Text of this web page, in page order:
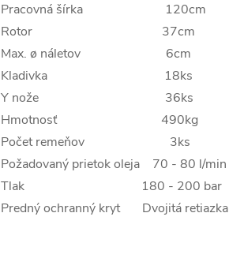
Pracovná šírka 120cm
Rotor 37cm
Max. ø náletov 6cm
Kladivka 18ks
Y nože 36ks
Hmotnosť 490kg
Počet remeňov 3ks
Požadovaný prietok oleja 70 - 80 l/min
Tlak 180 - 200 bar
Predný ochranný kryt Dvojitá retiazka